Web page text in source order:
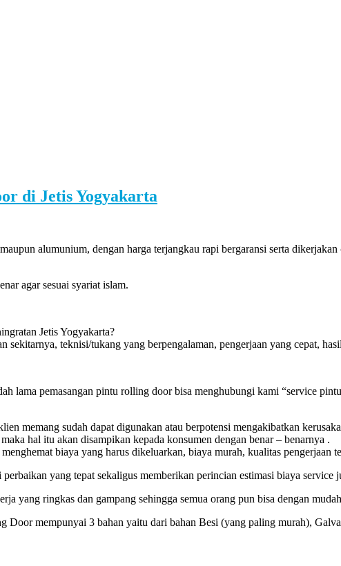
di Jetis Yogyakarta
alumunium, dengan harga terjangkau rapi bergaransi serta
agar sesuai syariat islam.
Jetis Yogyakarta?
teknisi/tukang yang berpengalaman, pengerjaan yang cepat,
lama pemasangan pintu rolling door bisa menghubungi kami “service
memang sudah dapat digunakan atau berpotensi mengakibatkan
hal itu akan disampikan kepada konsumen dengan benar – benarnya .
biaya yang harus dikeluarkan, biaya murah, kualitas pengerjaan
yang tepat sekaligus memberikan perincian estimasi biaya
ringkas dan gampang sehingga semua orang pun bisa dengan
mempunyai 3 bahan yaitu dari bahan Besi (yang paling murah),